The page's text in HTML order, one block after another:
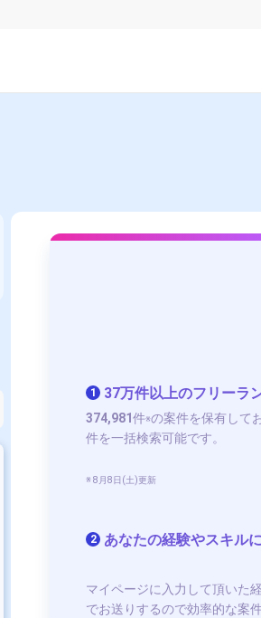
1 37万件以上のフリーラ
374,981件※の案件を保有して
件を一括検索可能です。
※ 8月8日(土)更新
2 あなたの経験やスキル
マイページに入力して頂いた
でお送りするので効率的な案